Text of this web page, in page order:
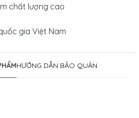
chất lượng cao
gia Việt Nam
HƯỚNG DẪN BẢO QUẢN